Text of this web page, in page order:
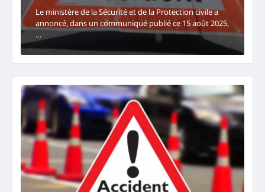
Le ministère de la Sécurité et de la Protection civile a
annoncé, dans un communiqué publié ce 15 août 2025,
…